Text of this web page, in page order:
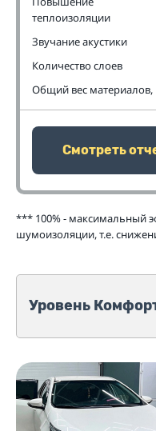
теплоизоляции
Звучание акустики
Количество слоев
Общий вес материалов,
Смотреть
*** 100% - максимальный
шумоизоляции, т.е.
Уровень